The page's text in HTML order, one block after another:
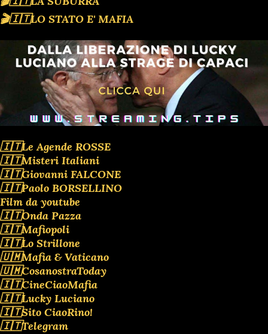
🎬🇮🇹LO STATO E' MAFIA
🇮🇹Le Agende ROSSE
🇮🇹Misteri Italiani
🇮🇹Giovanni FALCONE
🇮🇹Paolo BORSELLINO
Film da youtube
🇮🇹Onda Pazza
🇮🇹Mafiopoli
🇮🇹Lo Strillone
🇺🇲Mafia & Vaticano
🇺🇲CosanostraToday
🇮🇹CineCiaoMafia
🇮🇹Lucky Luciano
🇮🇹Sito CiaoRino!
🇮🇹Telegram